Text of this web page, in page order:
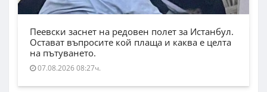
Пеевски заснет на редовен полет за Истанбул.
Остават въпросите кой плаща и каква е целта
на пътуването.
07.08.2026 08:27ч.